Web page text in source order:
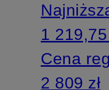
1 219,75
Cena
2 809 zł